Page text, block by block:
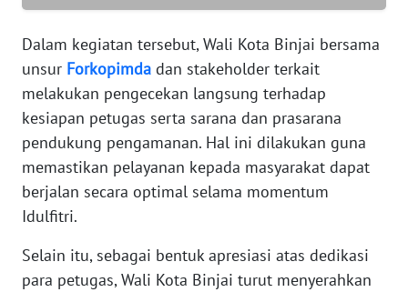
Dalam kegiatan tersebut, Wali Kota Binjai bersama
unsur Forkopimda dan stakeholder terkait
melakukan pengecekan langsung terhadap
kesiapan petugas serta sarana dan prasarana
pendukung pengamanan. Hal ini dilakukan guna
memastikan pelayanan kepada masyarakat dapat
berjalan secara optimal selama momentum
Idulfitri.
Selain itu, sebagai bentuk apresiasi atas dedikasi
para petugas, Wali Kota Binjai turut menyerahkan
WN
JAMBI
WN
SULTRA
WN
NTB
WN
SULTENG